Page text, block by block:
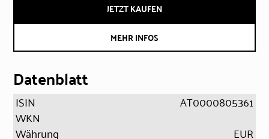
JETZT KAUFEN
MEHR INFOS
Datenblatt
ISIN
AT0000805361
WKN
Währung
EUR